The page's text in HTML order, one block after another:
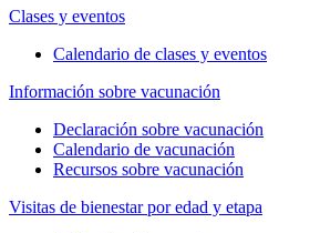
Clases y eventos
Calendario de clases y eventos
Información sobre vacunación
Declaración sobre vacunación
Calendario de vacunación
Recursos sobre vacunación
Visitas de bienestar por edad y etapa